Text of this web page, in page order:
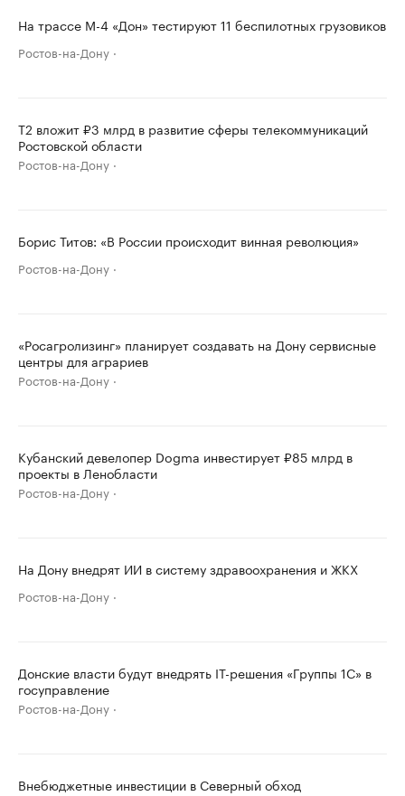
На трассе М-4 «Дон» тестируют 11 беспилотных грузовиков
Ростов-на-Дону
T2 вложит ₽3 млрд в развитие сферы телекоммуникаций
Ростовской области
Ростов-на-Дону
Борис Титов: «В России происходит винная революция»
Ростов-на-Дону
«Росагролизинг» планирует создавать на Дону сервисные
центры для аграриев
Ростов-на-Дону
Кубанский девелопер Dogma инвестирует ₽85 млрд в
проекты в Ленобласти
Ростов-на-Дону
На Дону внедрят ИИ в систему здравоохранения и ЖКХ
Ростов-на-Дону
Донские власти будут внедрять IT-решения «Группы 1С» в
госуправление
Ростов-на-Дону
Внебюджетные инвестиции в Северный обход